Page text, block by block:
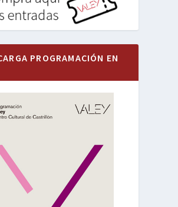
PROGRAMACIÓN EN